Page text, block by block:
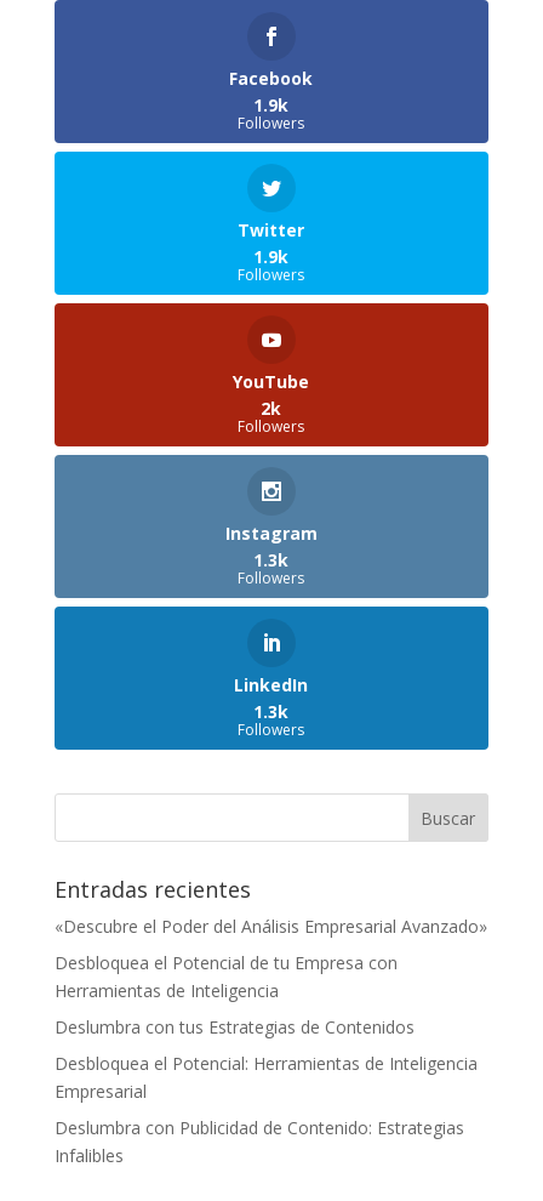
Facebook
1.9k
Followers
Twitter
1.9k
Followers
YouTube
2k
Followers
Instagram
1.3k
Followers
LinkedIn
1.3k
Followers
Entradas recientes
«Descubre el Poder del Análisis Empresarial Avanzado»
Desbloquea el Potencial de tu Empresa con
Herramientas de Inteligencia
Deslumbra con tus Estrategias de Contenidos
Desbloquea el Potencial: Herramientas de Inteligencia
Empresarial
Deslumbra con Publicidad de Contenido: Estrategias
Infalibles